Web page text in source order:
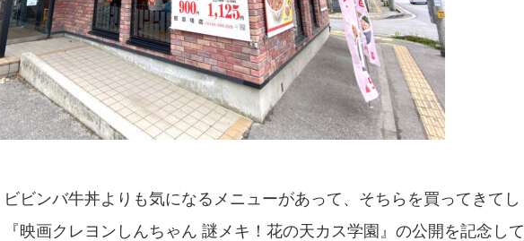
ビンバ牛丼よりも気になるメニューがあって、そちらを買ってきてし
『映画クレヨンしんちゃん 謎メキ！花の天カス学園』の公開を記念して